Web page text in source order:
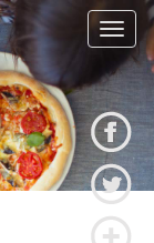
T
o
g
g
l
e
n
a
v
i